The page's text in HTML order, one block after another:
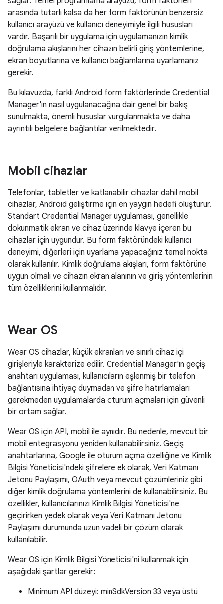
arasında tutarlı kalsa da her form faktörünün benzersiz
kullanıcı arayüzü ve kullanıcı deneyimiyle ilgili hususları
vardır. Başarılı bir uygulama için uygulamanızın kimlik
doğrulama akışlarını her cihazın belirli giriş yöntemlerine,
ekran boyutlarına ve kullanıcı bağlamlarına uyarlamanız
gerekir.
Bu kılavuzda, farklı Android form faktörlerinde Credential
Manager'ın nasıl uygulanacağına dair genel bir bakış
sunulmakta, önemli hususlar vurgulanmakta ve daha
ayrıntılı belgelere bağlantılar verilmektedir.
Mobil cihazlar
Telefonlar, tabletler ve katlanabilir cihazlar dahil mobil
cihazlar, Android geliştirme için en yaygın hedefi oluşturur.
Standart Credential Manager uygulaması, genellikle
dokunmatik ekran ve cihaz üzerinde klavye içeren bu
cihazlar için uygundur. Bu form faktöründeki kullanıcı
deneyimi, diğerleri için uyarlama yapacağınız temel nokta
olarak kullanılır. Kimlik doğrulama akışları, form faktörüne
uygun olmalı ve cihazın ekran alanının ve giriş yöntemlerinin
tüm özelliklerini kullanmalıdır.
Wear OS
Wear OS cihazlar, küçük ekranları ve sınırlı cihaz içi
girişleriyle karakterize edilir. Credential Manager'ın geçiş
anahtarı uygulaması, kullanıcıların eşlenmiş bir telefon
bağlantısına ihtiyaç duymadan ve şifre hatırlamaları
gerekmeden uygulamalarda oturum açmaları için güvenli
bir ortam sağlar.
Wear OS için API, mobil ile aynıdır. Bu nedenle, mevcut bir
mobil entegrasyonu yeniden kullanabilirsiniz. Geçiş
anahtarlarına, Google ile oturum açma özelliğine ve Kimlik
Bilgisi Yöneticisi'ndeki şifrelere ek olarak, Veri Katmanı
Jetonu Paylaşımı, OAuth veya mevcut çözümleriniz gibi
diğer kimlik doğrulama yöntemlerini de kullanabilirsiniz. Bu
özellikler, kullanıcılarınızı Kimlik Bilgisi Yöneticisi'ne
geçirirken yedek olarak veya Veri Katmanı Jetonu
Paylaşımı durumunda uzun vadeli bir çözüm olarak
kullanılabilir.
Wear OS için Kimlik Bilgisi Yöneticisi'ni kullanmak için
aşağıdaki şartlar gerekir:
Minimum API düzeyi: minSdkVersion 33 veya üstü